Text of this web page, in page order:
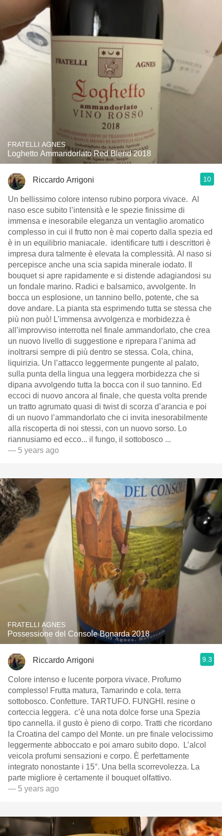
FRATELLI AGNES
Loghetto Ammandorlato Red Blend 2018
Riccardo Arrigoni 10
Un bellissimo colore intenso rubino porpora vivace￼. ￼ Al
naso esce subito l’intensità e le spezie finissime di
immensa e inesorabile eleganza un ventaglio aromatico
complesso in cui il frutto non è mai coperto dalla spezia ed
è in un equilibrio maniacale. ￼ identificare tutti i descrittori è
impresa dura talmente è elevata la complessità. Al naso si
percepisce anche una scia sapida minerale iodato. Il
bouquet si apre rapidamente e si distende adagiandosi su
un fondale marino. Radici e balsamico, avvolgente. ￼￼In
bocca un esplosione, un tannino bello, potente, che sa
dove andare.￼￼￼ La pianta sta esprimendo tutta se stessa che
più non può! L’immensa avvolgenza e morbidezza è
all’improvviso interrotta nel finale ammandorlato, che crea
un nuovo livello di suggestione e riprepara l’anima ad
inoltrarsi sempre di più dentro se stessa. Cola, china,
liquirizia. Un l’attacco leggermente pungente al palato,
sulla punta della lingua una leggera morbidezza￼￼￼￼￼￼ che si
dipana avvolgendo tutta la bocca con il suo tannino. Ed
eccoci di nuovo ancora al finale, che questa volta prende
un tratto agrumato quasi di twist di scorza d’arancia e poi
di un nuovo l’ammandorlato che ci invita inesorabilmente
alla riscoperta di noi stessi, con un nuovo sorso. ￼￼Lo
riannusiamo ed ecco... il fungo, il sottobosco ...
— 5 years ago
FRATELLI AGNES
Possessione del Console Bonarda 2018
Riccardo Arrigoni 9.3
Colore intenso e lucente porpora vivace￼. Profumo
complesso! Frutta matura, Tamarindo e cola. ￼￼terra
sottobosco￼. Confetture. TARTUFO. FUNGHI. resine o
corteccia leggera. ￼ c’è una nota dolce forse una Spezia
tipo cannella. ￼il gusto è pieno di corpo. Tratti che ricordano
la Croatina del campo del Monte￼￼￼. un pre finale velocissimo
leggermente abboccato e poi amaro subito dopo. ￼ L’alcol
veicola profumi sensazioni e corpo. È perfettamente
integrato nonostante i 15°. Una bella scorrevolezza. La
parte migliore è certamente il bouquet olfattivo. ￼￼￼￼
— 5 years ago